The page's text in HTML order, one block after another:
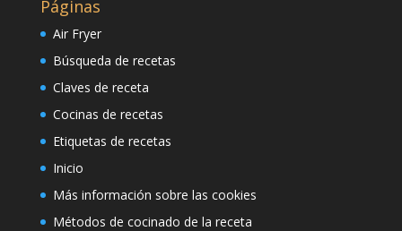
Páginas
Air Fryer
Búsqueda de recetas
Claves de receta
Cocinas de recetas
Etiquetas de recetas
Inicio
Más información sobre las cookies
Métodos de cocinado de la receta